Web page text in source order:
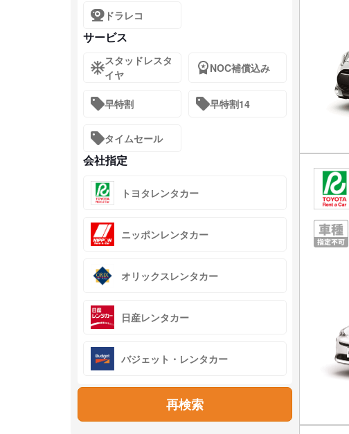
ドラレコ
サービス
スタッドレスタ
イヤ
NOC補償込み
早特割 早特割14
タイムセール
会社指定
トヨタレンタカー
ニッポンレンタカー
オリックスレンタカー
日産レンタカー
バジェット・レンタカー
再検索